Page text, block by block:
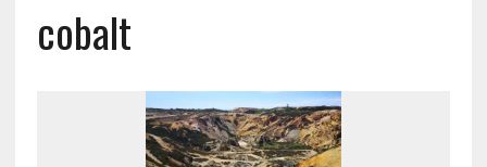
cobalt